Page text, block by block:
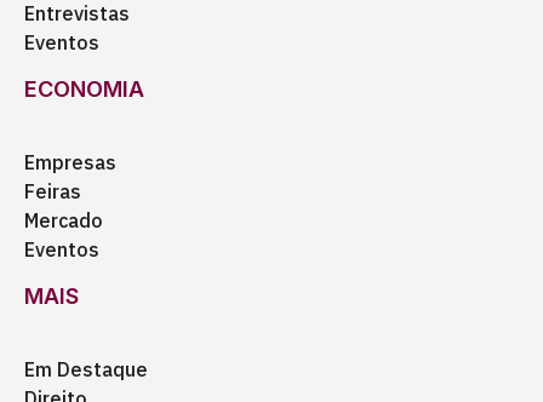
Entrevistas
Eventos
ECONOMIA
Empresas
Feiras
Mercado
Eventos
MAIS
Em Destaque